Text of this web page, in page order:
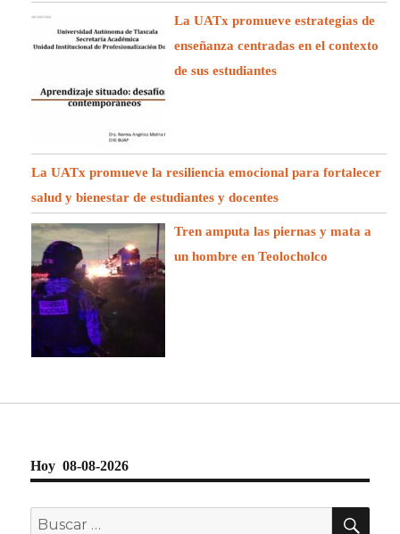
La UATx promueve estrategias de
enseñanza centradas en el contexto
de sus estudiantes
La UATx promueve la resiliencia emocional para fortalecer
salud y bienestar de estudiantes y docentes
Tren amputa las piernas y mata a
un hombre en Teolocholco
Hoy 08-08-2026
Buscar